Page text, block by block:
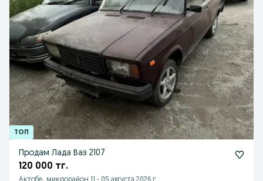
Продам Лада Ваз 2107
120 000 тг.